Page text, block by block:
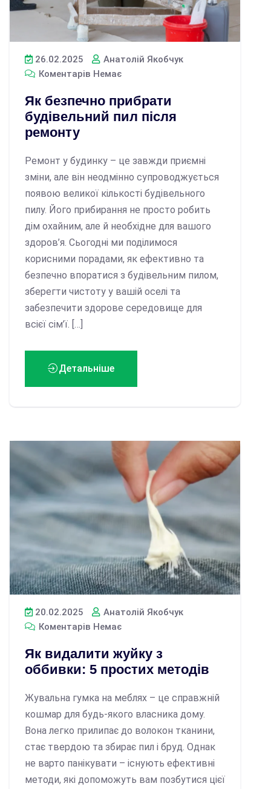
26.02.2025
Анатолій Якобчук
Коментарів Немає
Як безпечно прибрати
будівельний пил після
ремонту
Ремонт у будинку – це завжди приємні
зміни, але він неодмінно супроводжується
появою великої кількості будівельного
пилу. Його прибирання не просто робить
дім охайним, але й необхідне для вашого
здоров’я. Сьогодні ми поділимося
корисними порадами, як ефективно та
безпечно впоратися з будівельним пилом,
зберегти чистоту у вашій оселі та
забезпечити здорове середовище для
всієї сім’ї. […]
Детальніше
20.02.2025
Анатолій Якобчук
Коментарів Немає
Як видалити жуйку з
оббивки: 5 простих методів
Жувальна гумка на меблях – це справжній
кошмар для будь-якого власника дому.
Вона легко прилипає до волокон тканини,
стає твердою та збирає пил і бруд. Однак
не варто панікувати – існують ефективні
методи, які допоможуть вам позбутися цієї